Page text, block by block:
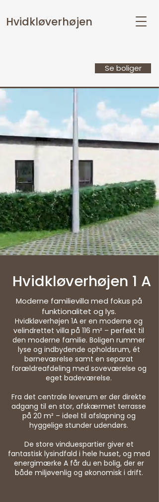
Hvidkløverhøjen
Se boliger
Hvidkløverhøjen 1 A
Moderne familievilla med fokus på
funktionalitet og lys.
Hvidkløverhøjen 1A er en moderne og
velindrettet villa på 116 m² – perfekt til
den moderne familie. Boligen rummer
lyse og indbydende opholdsrum, ét
børneværelse samt en separat
forældreafdeling med soveværelse og
eget badeværelse.
Fra det centrale leverum er der direkte
adgang til en stor, afskærmet terrasse
på 20 m² – ideel til afslapning og
hyggelige stunder udendørs.
De store vinduespartier giver et
fantastisk lysindfald i hele huset, og med
energimærke A får du en bolig, der er
både miljøvenlig og økonomisk i drift.